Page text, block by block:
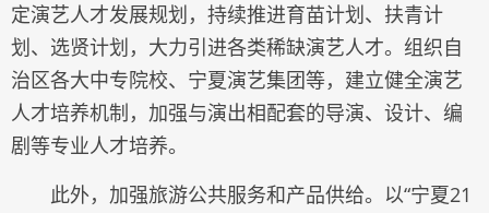
定演艺人才发展规划，持续推进育苗计划、扶青计
划、选贤计划，大力引进各类稀缺演艺人才。组织自
治区各大中专院校、宁夏演艺集团等，建立健全演艺
人才培养机制，加强与演出相配套的导演、设计、编
剧等专业人才培养。
此外，加强旅游公共服务和产品供给。以“宁夏21